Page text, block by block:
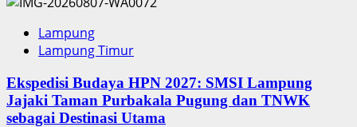
Lampung
Lampung Timur
Ekspedisi Budaya HPN 2027: SMSI Lampung
Jajaki Taman Purbakala Pugung dan TNWK
sebagai Destinasi Utama